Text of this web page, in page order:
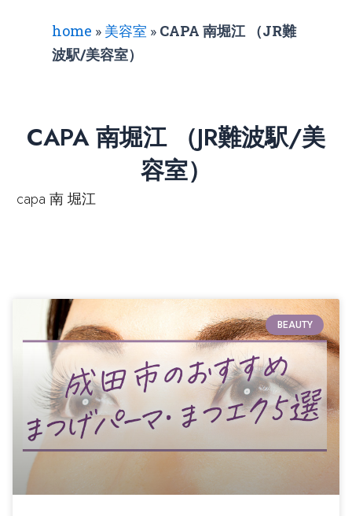
home » 美容室 » CAPA 南堀江 （JR難
波駅/美容室）
CAPA 南堀江 （JR難波駅/美
容室）
capa 南 堀江
BEAUTY